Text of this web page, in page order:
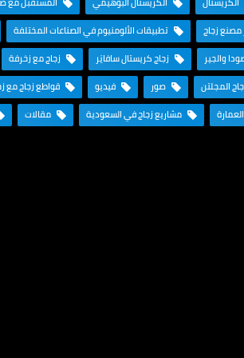
زجاج
تطبيقات الألومنيوم في الصناعات المختلفة
والجير زجاج كريستال سافايَر
زجاج مع زخرفة
المجلتن صور فيديو
قواطع زجاج مع
مشاريع زجاج في السعودية
مقالات